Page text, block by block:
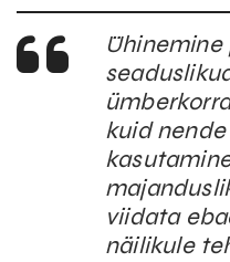
Ühinemine
kuid
viidata
näilikule